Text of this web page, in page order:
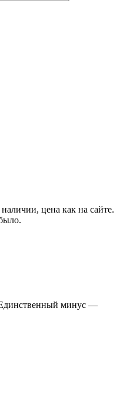
цена как на сайте.
минус —